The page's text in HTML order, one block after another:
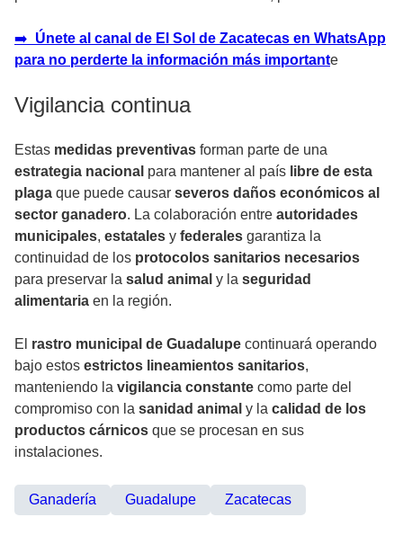
➡️ Únete al canal de El Sol de Zacatecas en WhatsApp
para no perderte la información más importante
Vigilancia continua
Estas medidas preventivas forman parte de una
estrategia nacional para mantener al país libre de esta
plaga que puede causar severos daños económicos al
sector ganadero. La colaboración entre autoridades
municipales, estatales y federales garantiza la
continuidad de los protocolos sanitarios necesarios
para preservar la salud animal y la seguridad
alimentaria en la región.
El rastro municipal de Guadalupe continuará operando
bajo estos estrictos lineamientos sanitarios,
manteniendo la vigilancia constante como parte del
compromiso con la sanidad animal y la calidad de los
productos cárnicos que se procesan en sus
instalaciones.
Ganadería Guadalupe Zacatecas